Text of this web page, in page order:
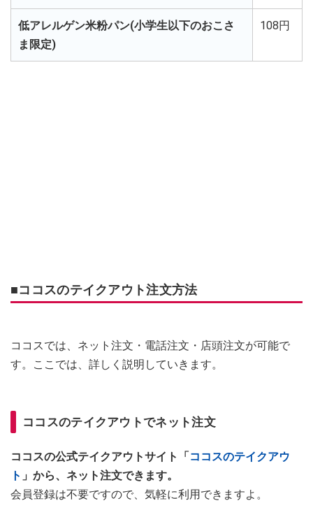
低アレルゲン米粉パン(小学生以下のおこさ
ま限定)
108円
■ココスのテイクアウト注文方法
ココスでは、ネット注文・電話注文・店頭注文が可能で
す。ここでは、詳しく説明していきます。
ココスのテイクアウトでネット注文
ココスの公式テイクアウトサイト「ココスのテイクアウ
ト 」から、ネット注文できます。
会員登録は不要ですので、気軽に利用できますよ。